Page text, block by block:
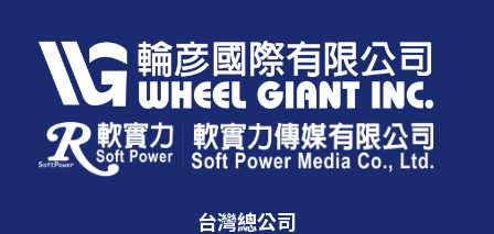
台灣總公司